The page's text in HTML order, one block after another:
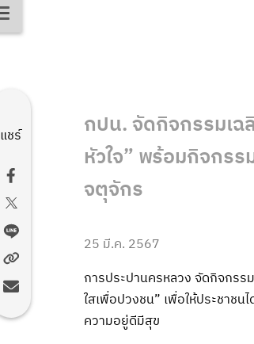
แชร์
กปน. จัดกิจกรรมเฉ
หัวใจ” พร้อมกิจกร
จตุจักร
25 มี.ค. 2567
การประปานครหลวง จัดกิจกรร
ใสเพื่อปวงชน” เพื่อให้ประชาช
ความอยู่ดีมีสุข